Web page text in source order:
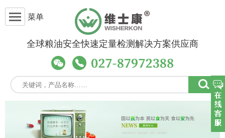
全球粮油安全快速定量检测解决方案供应商
菜单